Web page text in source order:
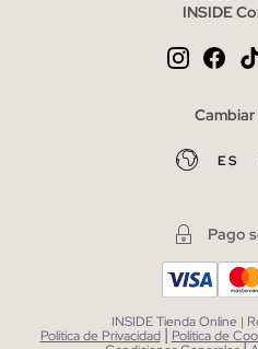
INSIDE
ES
Pago
INSIDE Tienda Online |
Política de Privacidad | Política de